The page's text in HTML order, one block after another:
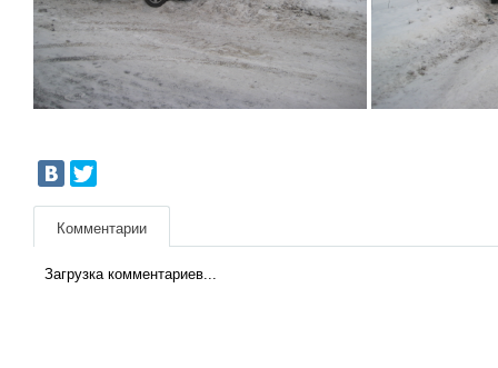
Комментарии
Загрузка комментариев...